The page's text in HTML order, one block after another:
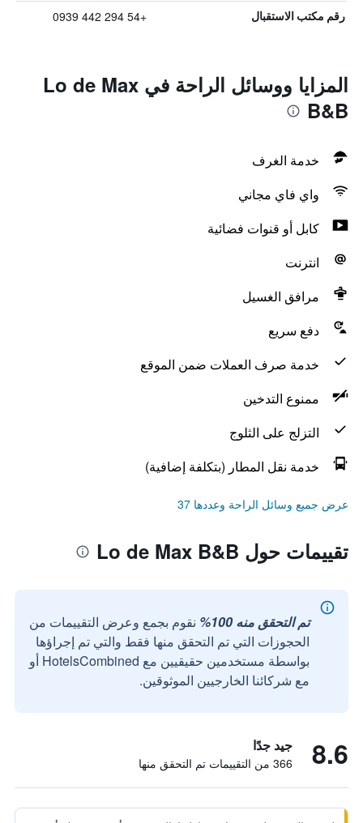
رقم مكتب الاستقبال +54 294 442 0939
المزايا ووسائل الراحة في Lo de Max
B&B
خدمة الغرف
واي فاي مجاني
كابل أو قنوات فضائية
انترنت
مرافق الغسيل
دفع سريع
خدمة صرف العملات ضمن الموقع
ممنوع التدخين
التزلج على الثلوج
خدمة نقل المطار (بتكلفة إضافية)
عرض جميع وسائل الراحة وعددها 37
تقييمات حول Lo de Max B&B
تم التحقق منه 100%
نقوم بجمع وعرض التقييمات من
الحجوزات التي تم التحقق منها فقط والتي تم إجراؤها
بواسطة مستخدمين حقيقيين مع HotelsCombined أو
مع شركائنا الخارجيين الموثوقين.
8.6 جيد جدًا
366 من التقييمات تم التحقق منها